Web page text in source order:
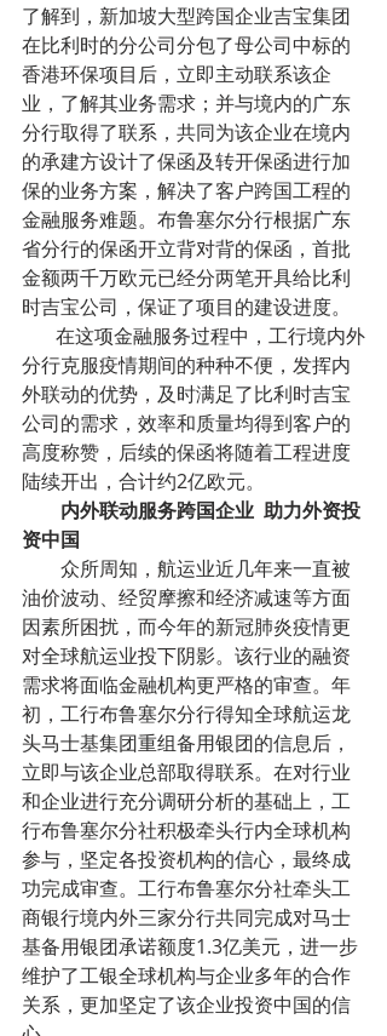
了解到，新加坡大型跨国企业吉宝集团
在比利时的分公司分包了母公司中标的
香港环保项目后，立即主动联系该企
业，了解其业务需求；并与境内的广东
分行取得了联系，共同为该企业在境内
的承建方设计了保函及转开保函进行加
保的业务方案，解决了客户跨国工程的
金融服务难题。布鲁塞尔分行根据广东
省分行的保函开立背对背的保函，首批
金额两千万欧元已经分两笔开具给比利
时吉宝公司，保证了项目的建设进度。
在这项金融服务过程中，工行境内外
分行克服疫情期间的种种不便，发挥内
外联动的优势，及时满足了比利时吉宝
公司的需求，效率和质量均得到客户的
高度称赞，后续的保函将随着工程进度
陆续开出，合计约2亿欧元。
资中国
油价波动、经贸摩擦和经济减速等方面
因素所困扰，而今年的新冠肺炎疫情更
对全球航运业投下阴影。该行业的融资
需求将面临金融机构更严格的审查。年
初，工行布鲁塞尔分行得知全球航运龙
头马士基集团重组备用银团的信息后，
立即与该企业总部取得联系。在对行业
和企业进行充分调研分析的基础上，工
行布鲁塞尔分社积极牵头行内全球机构
参与，坚定各投资机构的信心，最终成
功完成审查。工行布鲁塞尔分社牵头工
商银行境内外三家分行共同完成对马士
基备用银团承诺额度1.3亿美元，进一步
维护了工银全球机构与企业多年的合作
关系，更加坚定了该企业投资中国的信